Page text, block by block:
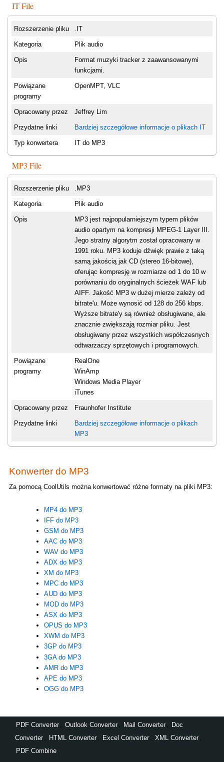
IT File
Rozszerzenie pliku .IT
Kategoria Plik audio
Opis
Format muzyki tracker z zaawansowanymi
funkcjami.
Powiązane
programy
OpenMPT, VLC
Opracowany przez Jeffrey Lim
Przydatne linki Bardziej szczegółowe informacje o plikach IT
Typ konwertera IT do MP3
MP3 File
Rozszerzenie pliku .MP3
Kategoria Plik audio
Opis
MP3 jest najpopularniejszym typem plików
audio opartym na kompresji MPEG-1 Layer III.
Jego stratny algorytm został opracowany w
1991 roku. MP3 koduje dźwięk prawie z taką
samą jakością jak CD (stereo 16-bitowe),
oferując kompresję w rozmiarze od 1 do 10 w
porównaniu do oryginalnych ścieżek WAF lub
AIFF. Jakość MP3 w dużej mierze zależy od
bitrate'u. Może wynosić od 128 do 256 kbps.
Wyższe bitrate'y są również obsługiwane, ale
znacznie zwiększają rozmiar pliku. Jest
obsługiwany przez wszystkich współczesnych
odtwarzaczy sprzętowych i programowych.
Powiązane
programy
RealOne
WinAmp
Windows Media Player
iTunes
Opracowany przez Fraunhofer Institute
Przydatne linki
Bardziej szczegółowe informacje o plikach
MP3
Konwerter do MP3
Za pomocą CoolUtils można konwertować różne formaty na pliki MP3:
MP4 do MP3
IFF do MP3
GSM do MP3
AAC do MP3
WAV do MP3
ADX do MP3
XM do MP3
MPC do MP3
AUD do MP3
MOD do MP3
ASX do MP3
OPUS do MP3
XWM do MP3
3GP do MP3
3GA do MP3
AMR do MP3
APE do MP3
OGG do MP3
PDF Converter , Outlook Converter , Mail Converter ,
Doc
Converter , HTML Converter , Excel Converter , XML Converter ,
PDF Combine